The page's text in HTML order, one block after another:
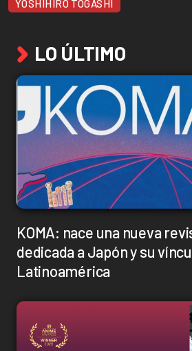
YOSHIHIRO TOGASHI
LO ÚLTIMO
KOMA: nace una nueva
dedicada a Japón y su
Latinoamérica